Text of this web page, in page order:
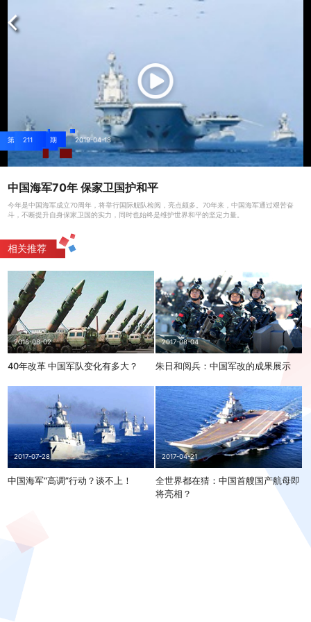
第 211 期 2019-04-18
中国海军70年 保家卫国护和平
今年是中国海军成立70周年，将举行国际舰队检阅，亮点颇多。70年来，中国海军通过艰苦奋
斗，不断提升自身保家卫国的实力，同时也始终是维护世界和平的坚定力量。
相关推荐
2018-08-02
40年改革 中国军队变化有多大？
2017-08-04
朱日和阅兵：中国军改的成果展示
2017-07-28
中国海军“高调”行动？谈不上！
2017-04-21
全世界都在猜：中国首艘国产航母即
将亮相？